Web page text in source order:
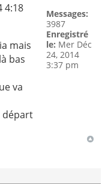
4:18
mais
bas
va
départ
Messages:
3987
Enregistré
le: Mer Déc
24, 2014
3:37 pm